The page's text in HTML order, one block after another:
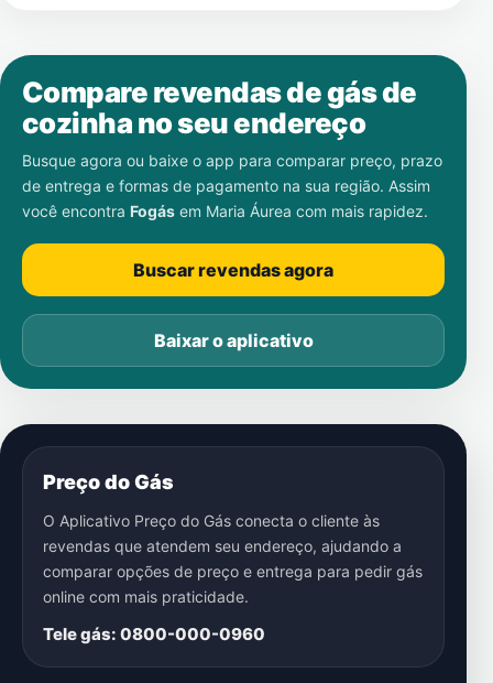
Compare revendas de gás de
cozinha no seu endereço
Busque agora ou baixe o app para comparar preço, prazo
de entrega e formas de pagamento na sua região. Assim
você encontra Fogás em Maria Áurea com mais rapidez.
Buscar revendas agora
Baixar o aplicativo
Preço do Gás
O Aplicativo Preço do Gás conecta o cliente às
revendas que atendem seu endereço, ajudando a
comparar opções de preço e entrega para pedir gás
online com mais praticidade.
Tele gás: 0800-000-0960